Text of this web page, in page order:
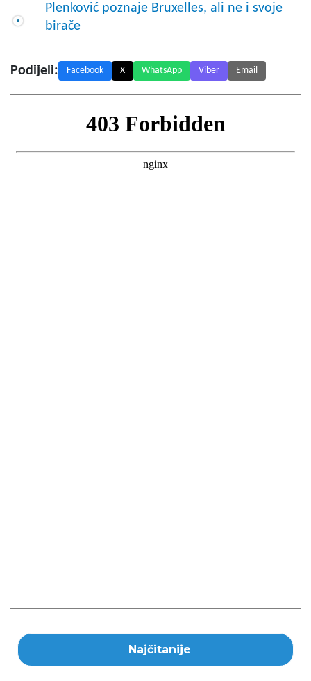
Plenković poznaje Bruxelles, ali ne i svoje
birače
Podijeli: Facebook X WhatsApp Viber Email
Najčitanije